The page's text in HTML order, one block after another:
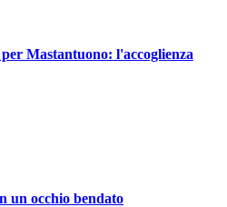
Mastantuono: l'accoglienza
un occhio bendato